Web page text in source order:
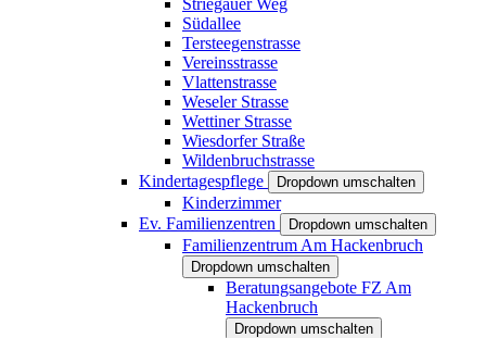
Südallee
Tersteegenstrasse
Vereinsstrasse
Vlattenstrasse
Weseler Strasse
Wettiner Strasse
Wiesdorfer Straße
Wildenbruchstrasse
Kindertagespflege
Dropdown umschalten
Kinderzimmer
Ev. Familienzentren
Dropdown umschalten
Familienzentrum Am Hackenbruch
Dropdown umschalten
Beratungsangebote FZ Am
Hackenbruch
Dropdown umschalten